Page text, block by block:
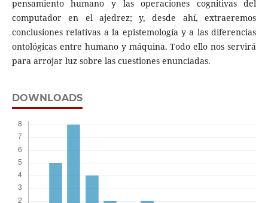
pensamiento humano y las operaciones cognitivas del
computador en el ajedrez; y, desde ahí, extraeremos
conclusiones relativas a la epistemología y a las diferencias
ontológicas entre humano y máquina. Todo ello nos servirá
para arrojar luz sobre las cuestiones enunciadas.
DOWNLOADS